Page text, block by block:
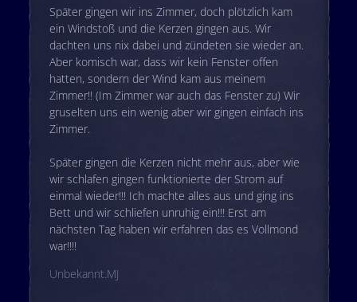
Später gingen wir ins Zimmer, doch plötzlich kam
ein Windstoß und die Kerzen gingen aus. Wir
dachten uns nix dabei und zündeten sie wieder an.
Aber komisch war, dass wir kein Fenster offen
hatten, sondern der Wind kam aus meinem
Zimmer!! (Im Zimmer war auch das Fenster zu) Wir
gruselten uns ein wenig aber wir gingen einfach ins
Zimmer.
Später gingen die Kerzen nicht mehr aus, aber wie
wir schlafen gingen funktionierte der Strom auf
einmal wieder!!! Ich machte alles aus und ging ins
Bett und wir schliefen unruhig ein!!! Erst am
nächsten Tag haben wir erfahren das es Vollmond
war!!!!
Unbekannt.MJ